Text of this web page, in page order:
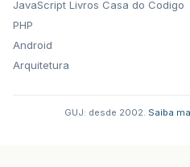
JavaScript
PHP
Android
Arquitetura
Livros Casa do Codigo
GUJ: desde 2002. Saiba